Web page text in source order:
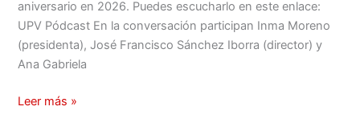
aniversario en 2026. Puedes escucharlo en este enlace:
UPV Pódcast En la conversación participan Inma Moreno
(presidenta), José Francisco Sánchez Iborra (director) y
Ana Gabriela
Leer más »